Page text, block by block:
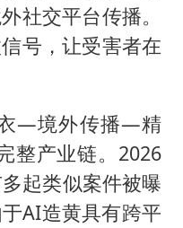
社交平台传播。
号，让受害者在
—境外传播—精
整产业链。2026
起类似案件被曝
AI造黄具有跨平